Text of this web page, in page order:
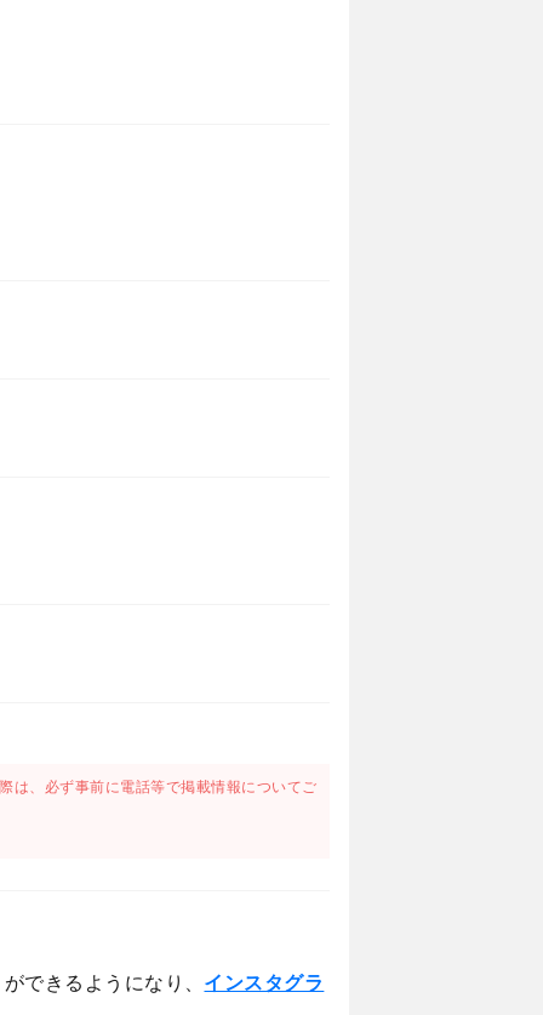
は、必ず事前に電話等で掲載情報についてご
できるようになり、 インスタグラ